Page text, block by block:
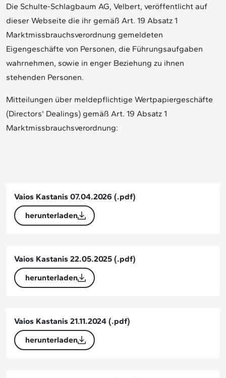
Die Schulte-Schlagbaum AG, Velbert, veröffentlicht auf
dieser Webseite die ihr gemäß Art. 19 Absatz 1
Marktmissbrauchsverordnung gemeldeten
Eigengeschäfte von Personen, die Führungsaufgaben
wahrnehmen, sowie in enger Beziehung zu ihnen
stehenden Personen.
Mitteilungen über meldepflichtige Wertpapiergeschäfte
(Directors' Dealings) gemäß Art. 19 Absatz 1
Marktmissbrauchsverordnung:
Vaios Kastanis 07.04.2026 (.pdf)
herunterladen
Vaios Kastanis 22.05.2025 (.pdf)
herunterladen
Vaios Kastanis 21.11.2024 (.pdf)
herunterladen